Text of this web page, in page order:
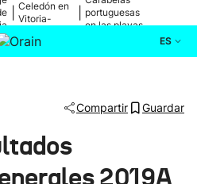
Celedón en
Vitoria-
portuguesas
en las playas
ES
Compartir Guardar
2019A